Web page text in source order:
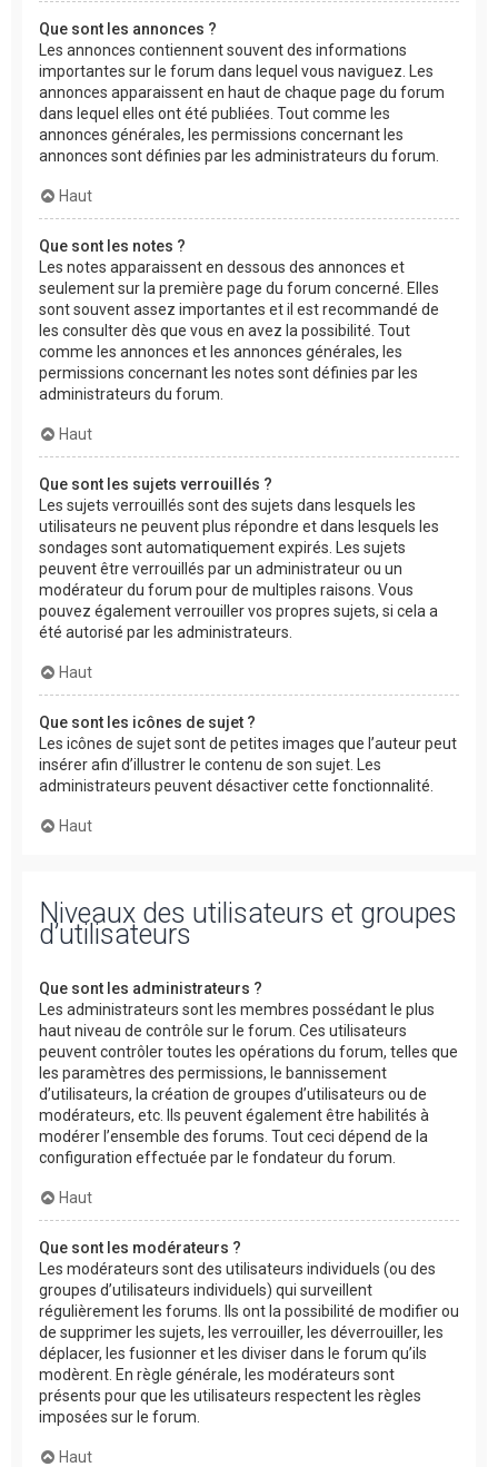
Que sont les annonces ?
Les annonces contiennent souvent des informations
importantes sur le forum dans lequel vous naviguez. Les
annonces apparaissent en haut de chaque page du forum
dans lequel elles ont été publiées. Tout comme les
annonces générales, les permissions concernant les
annonces sont définies par les administrateurs du forum.
Haut
Que sont les notes ?
Les notes apparaissent en dessous des annonces et
seulement sur la première page du forum concerné. Elles
sont souvent assez importantes et il est recommandé de
les consulter dès que vous en avez la possibilité. Tout
comme les annonces et les annonces générales, les
permissions concernant les notes sont définies par les
administrateurs du forum.
Haut
Que sont les sujets verrouillés ?
Les sujets verrouillés sont des sujets dans lesquels les
utilisateurs ne peuvent plus répondre et dans lesquels les
sondages sont automatiquement expirés. Les sujets
peuvent être verrouillés par un administrateur ou un
modérateur du forum pour de multiples raisons. Vous
pouvez également verrouiller vos propres sujets, si cela a
été autorisé par les administrateurs.
Haut
Que sont les icônes de sujet ?
Les icônes de sujet sont de petites images que l’auteur peut
insérer afin d’illustrer le contenu de son sujet. Les
administrateurs peuvent désactiver cette fonctionnalité.
Haut
Niveaux des utilisateurs et groupes
d’utilisateurs
Que sont les administrateurs ?
Les administrateurs sont les membres possédant le plus
haut niveau de contrôle sur le forum. Ces utilisateurs
peuvent contrôler toutes les opérations du forum, telles que
les paramètres des permissions, le bannissement
d’utilisateurs, la création de groupes d’utilisateurs ou de
modérateurs, etc. Ils peuvent également être habilités à
modérer l’ensemble des forums. Tout ceci dépend de la
configuration effectuée par le fondateur du forum.
Haut
Que sont les modérateurs ?
Les modérateurs sont des utilisateurs individuels (ou des
groupes d’utilisateurs individuels) qui surveillent
régulièrement les forums. Ils ont la possibilité de modifier ou
de supprimer les sujets, les verrouiller, les déverrouiller, les
déplacer, les fusionner et les diviser dans le forum qu’ils
modèrent. En règle générale, les modérateurs sont
présents pour que les utilisateurs respectent les règles
imposées sur le forum.
Haut